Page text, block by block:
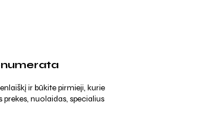
ir būkite pirmieji, kurie
nuolaidas, specialius